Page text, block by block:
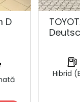
D
Hibrid